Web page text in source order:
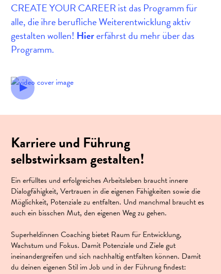
CREATE YOUR CAREER ist das Programm für
alle, die ihre berufliche Weiterentwicklung aktiv
gestalten wollen! Hiererfährst du mehr über das
Programm.
Karriere und Führung
selbstwirksam gestalten!
Ein erfülltes und erfolgreiches Arbeitsleben braucht innere
Dialogfähigkeit, Vertrauen in die eigenen Fähigkeiten sowie die
Möglichkeit, Potenziale zu entfalten. Und manchmal braucht es
auch ein bisschen Mut, den eigenen Weg zu gehen.
Superheldinnen Coaching bietet Raum für Entwicklung,
Wachstum und Fokus. Damit Potenziale und Ziele gut
ineinandergreifen und sich nachhaltig entfalten können. Damit
du deinen eigenen Stil im Job und in der Führung findest: